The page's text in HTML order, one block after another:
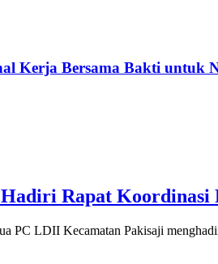
Kerja Bersama Bakti untuk
Rapat Koordinasi
PC LDII Kecamatan Pakisaji